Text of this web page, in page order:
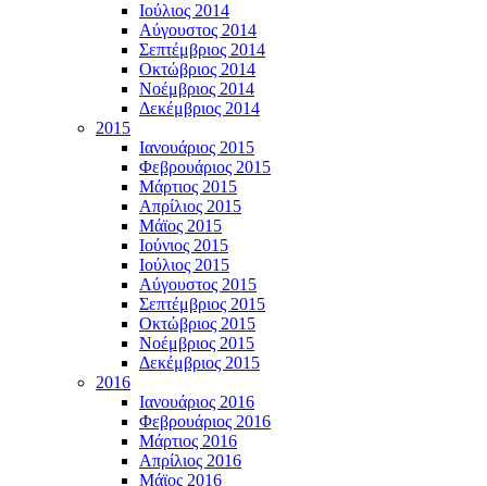
Ιούλιος 2014
Αύγουστος 2014
Σεπτέμβριος 2014
Οκτώβριος 2014
Νοέμβριος 2014
Δεκέμβριος 2014
2015
Ιανουάριος 2015
Φεβρουάριος 2015
Μάρτιος 2015
Απρίλιος 2015
Μάϊος 2015
Ιούνιος 2015
Ιούλιος 2015
Αύγουστος 2015
Σεπτέμβριος 2015
Οκτώβριος 2015
Νοέμβριος 2015
Δεκέμβριος 2015
2016
Ιανουάριος 2016
Φεβρουάριος 2016
Μάρτιος 2016
Απρίλιος 2016
Μάϊος 2016